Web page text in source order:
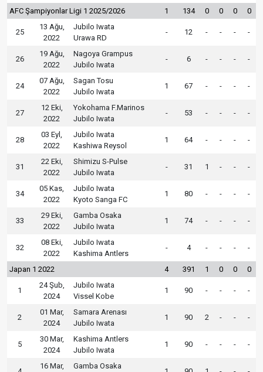
AFC Şampiyonlar Ligi 1 2025/2026 1 134 0 0 0 0
25
13 Ağu,
2022
Jubilo Iwata
Urawa RD
- 12 - - - -
26
19 Ağu,
2022
Nagoya Grampus
Jubilo Iwata
- 6 - - - -
24
07 Ağu,
2022
Sagan Tosu
Jubilo Iwata
1 67 - - - -
27
12 Eki,
2022
Yokohama F.Marinos
Jubilo Iwata
- 53 - - - -
28
03 Eyl,
2022
Jubilo Iwata
Kashiwa Reysol
1 64 - - - -
31
22 Eki,
2022
Shimizu S-Pulse
Jubilo Iwata
- 31 1 - - -
34
05 Kas,
2022
Jubilo Iwata
Kyoto Sanga FC
1 80 - - - -
33
29 Eki,
2022
Gamba Osaka
Jubilo Iwata
1 74 - - - -
32
08 Eki,
2022
Jubilo Iwata
Kashima Antlers
- 4 - - - -
Japan 1 2022 4 391 1 0 0 0
1
24 Şub,
2024
Jubilo Iwata
Vissel Kobe
1 90 - - - -
2
01 Mar,
2024
Samara Arenası
Jubilo Iwata
1 90 2 - - -
5
30 Mar,
2024
Kashima Antlers
Jubilo Iwata
1 90 - - - -
16 Mar, Gamba Osaka